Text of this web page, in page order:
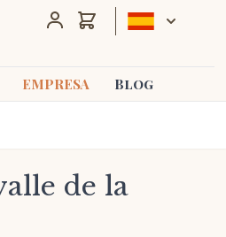
Carro
EMPRESA Blog
de la